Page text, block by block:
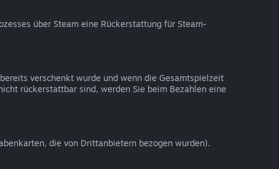
über Steam eine Rückerstattung für Steam-
verschenkt wurde und wenn die Gesamtspielzeit
rückerstattbar sind, werden Sie beim Bezahlen eine
die von Drittanbietern bezogen wurden).